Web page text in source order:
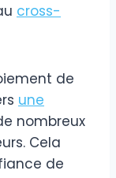
cross-
de
une
nombreux
Cela
de